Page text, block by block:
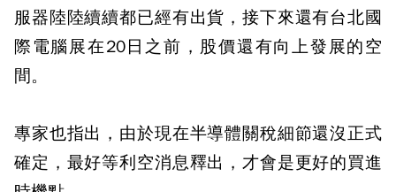
服器陸陸續續都已經有出貨，接下來還有台北國
際電腦展在20日之前，股價還有向上發展的空
間。
專家也指出，由於現在半導體關稅細節還沒正式
確定，最好等利空消息釋出，才會是更好的買進